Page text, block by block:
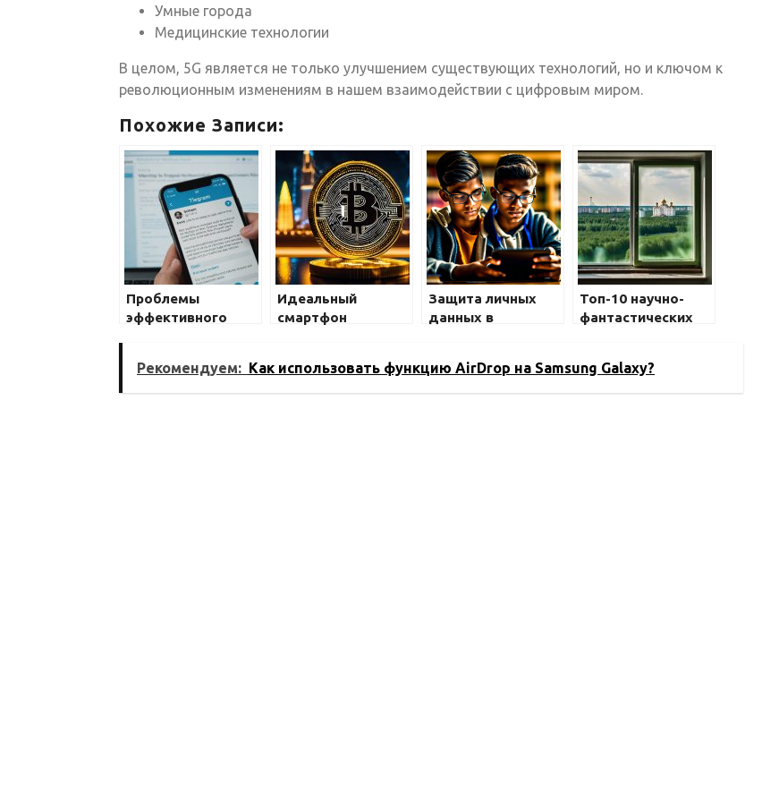
Умные города
Медицинские технологии
В целом, 5G является не только улучшением существующих технологий, но и ключом к
революционным изменениям в нашем взаимодействии с цифровым миром.
Похожие Записи:
Проблемы
эффективного
электроники в
современном мире
Идеальный
смартфон
Защита личных
данных в
Топ-10 научно-
фантастических
электронике
Рекомендуем: Как использовать функцию AirDrop на Samsung Galaxy?